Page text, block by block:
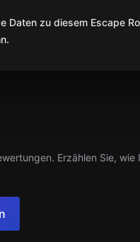
Daten zu diesem Escape
Erzählen Sie,